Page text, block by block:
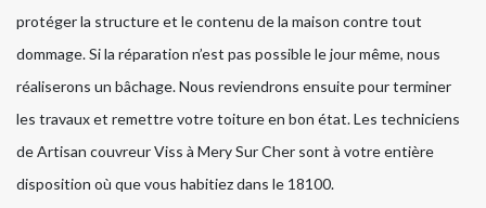
protéger la structure et le contenu de la maison contre tout
dommage. Si la réparation n’est pas possible le jour même, nous
réaliserons un bâchage. Nous reviendrons ensuite pour terminer
les travaux et remettre votre toiture en bon état. Les techniciens
de Artisan couvreur Viss à Mery Sur Cher sont à votre entière
disposition où que vous habitiez dans le 18100.